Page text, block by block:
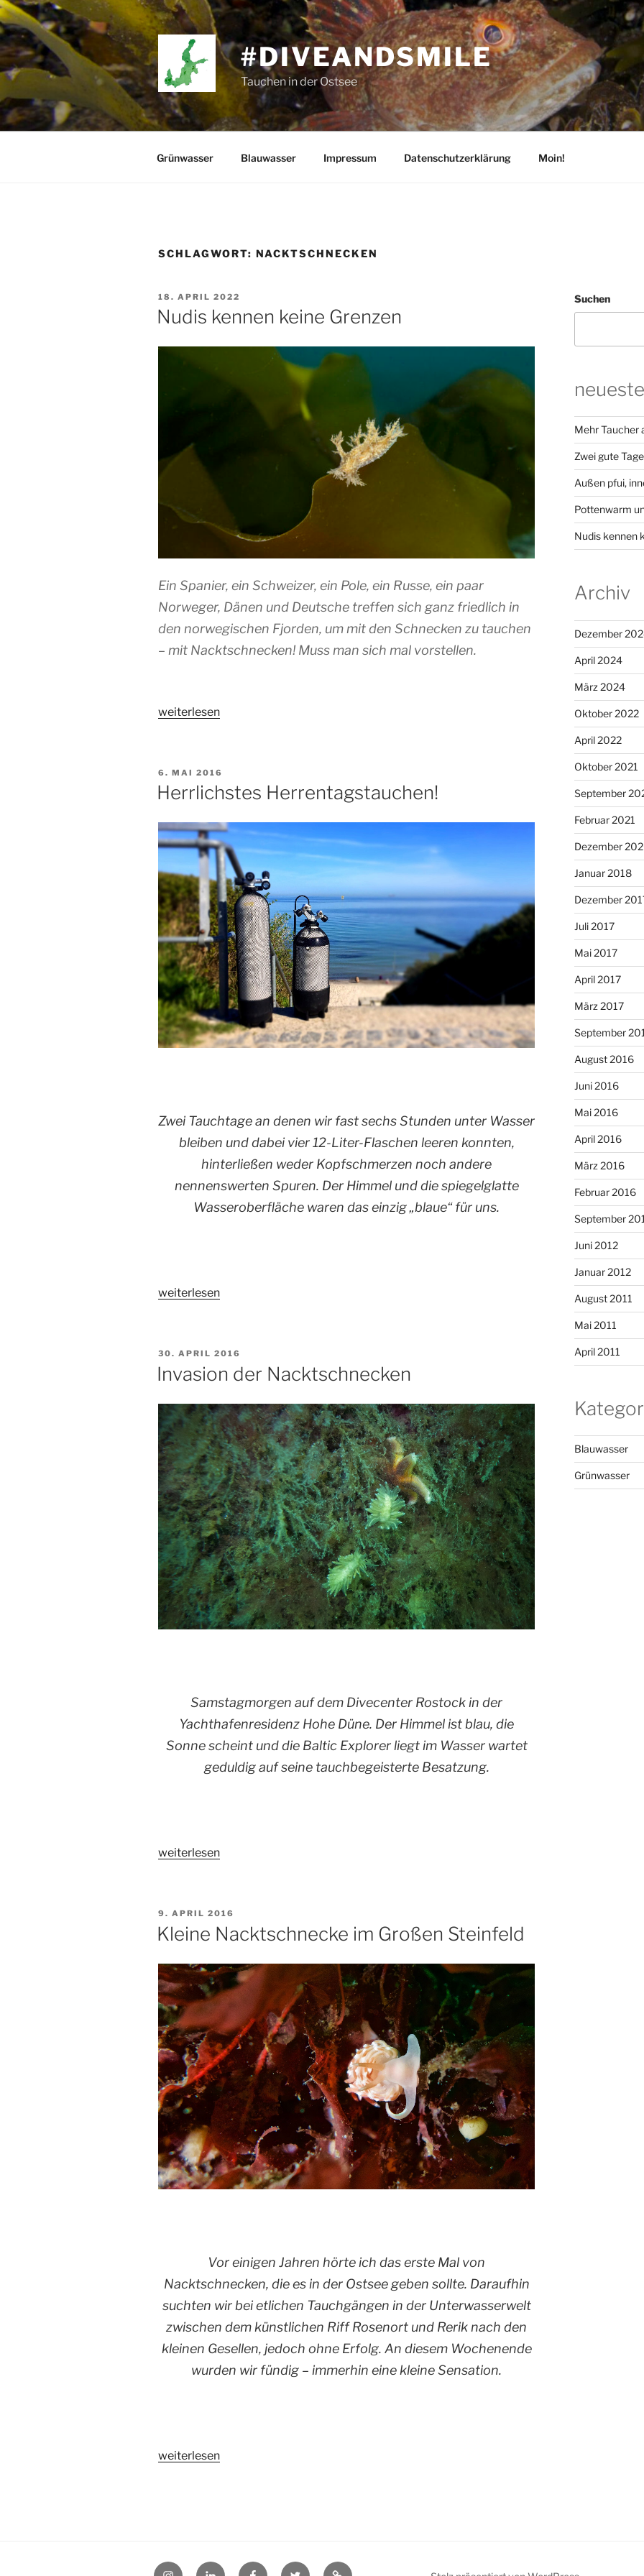
Zum
Inhalt
springen
#DIVEANDSMILE
Tauchen in der Ostsee
Grünwasser Blauwasser Impressum Datenschutzerklärung Moin!
SCHLAGWORT: NACKTSCHNECKEN
VERÖFFENTLICHT
AM
18. APRIL 2022
Nudis kennen keine Grenzen
Ein Spanier, ein Schweizer, ein Pole, ein Russe, ein paar
Norweger, Dänen und Deutsche treffen sich ganz friedlich in
den norwegischen Fjorden, um mit den Schnecken zu tauchen
– mit Nacktschnecken! Muss man sich mal vorstellen.
„Nudis
weiterlesen
VERÖFFENTLICHT
AM
6. MAI 2016
Herrlichstes Herrentagstauchen!
Zwei Tauchtage an denen wir fast sechs Stunden unter Wasser
bleiben und dabei vier 12-Liter-Flaschen leeren konnten,
hinterließen weder Kopfschmerzen noch andere
nennenswerten Spuren. Der Himmel und die spiegelglatte
Wasseroberfläche waren das einzig „blaue“ für uns.
„Herrlichstes
weiterlesen
VERÖFFENTLICHT
AM
30. APRIL 2016
Invasion der Nacktschnecken
Samstagmorgen auf dem Divecenter Rostock in der
Yachthafenresidenz Hohe Düne. Der Himmel ist blau, die
Sonne scheint und die Baltic Explorer liegt im Wasser wartet
geduldig auf seine tauchbegeisterte Besatzung.
„Invasion
weiterlesen
VERÖFFENTLICHT
AM
9. APRIL 2016
Kleine Nacktschnecke im Großen Steinfeld
Vor einigen Jahren hörte ich das erste Mal von
Nacktschnecken, die es in der Ostsee geben sollte. Daraufhin
suchten wir bei etlichen Tauchgängen in der Unterwasserwelt
zwischen dem künstlichen Riff Rosenort und Rerik nach den
kleinen Gesellen, jedoch ohne Erfolg. An diesem Wochenende
wurden wir fündig – immerhin eine kleine Sensation.
„Kleine
weiterlesen
Suchen
Mehr Taucher
Zwei gute
Außen pfui,
Pottenwarm
Nudis kennen
Archiv
Dezember
April 2024
März 2024
Oktober 2022
April 2022
Oktober 2021
September
Februar 2021
Dezember
Januar 2018
Dezember
Juli 2017
Mai 2017
April 2017
März 2017
September
August 2016
Juni 2016
Mai 2016
April 2016
März 2016
Februar 2016
September
Juni 2012
Januar 2012
August 2011
Mai 2011
April 2011
Blauwasser
Grünwasser
@Instagram@LinkedIn@Facebook
@X @pinterest